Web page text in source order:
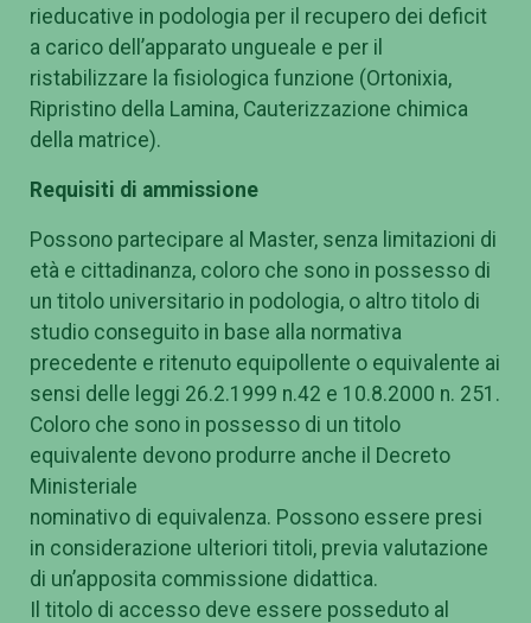
rieducative in podologia per il recupero dei deficit
a carico dell’apparato ungueale e per il
ristabilizzare la fisiologica funzione (Ortonixia,
Ripristino della Lamina, Cauterizzazione chimica
della matrice).
Requisiti di ammissione
Possono partecipare al Master, senza limitazioni di
età e cittadinanza, coloro che sono in possesso di
un titolo universitario in podologia, o altro titolo di
studio conseguito in base alla normativa
precedente e ritenuto equipollente o equivalente ai
sensi delle leggi 26.2.1999 n.42 e 10.8.2000 n. 251.
Coloro che sono in possesso di un titolo
equivalente devono produrre anche il Decreto
Ministeriale
nominativo di equivalenza. Possono essere presi
in considerazione ulteriori titoli, previa valutazione
di un’apposita commissione didattica.
Il titolo di accesso deve essere posseduto al